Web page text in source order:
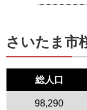
さいたま市
総人口
98,290